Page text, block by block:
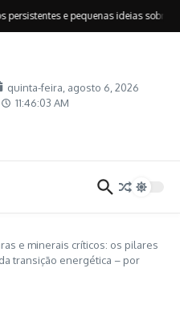
e pequenas ideias sobre
quinta-feira, agosto 6, 2026
11:46:05 AM
e minerais críticos: os pilares
transição energética – por